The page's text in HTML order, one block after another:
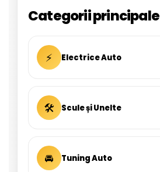
Categorii principale
⚡ Electrice Auto
🛠 Scule și Unelte
🚘 Tuning Auto